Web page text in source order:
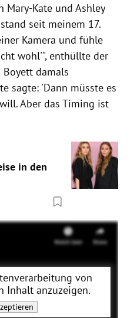
Mary-Kate und Ashley
seit meinem 17.
Kamera und fühle
wohl'", enthüllte der
damals
sagte: 'Dann müsste es
Aber das Timing ist
in den
von
Inhalt anzuzeigen.